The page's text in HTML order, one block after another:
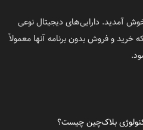
آمدید. دارایی‌های دیجیتال نوعی
خرید و فروش بدون برنامه آنها معمولاً
بلاک‌چین چیست؟